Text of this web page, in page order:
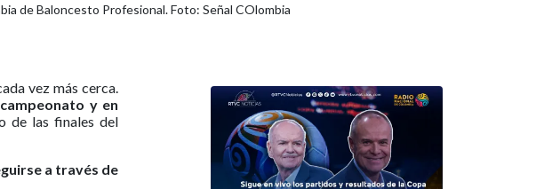
de Baloncesto Profesional. Foto: Señal COlombia
vez más cerca.
y en
de las finales del
a través de